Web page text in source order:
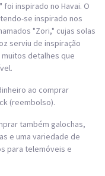
foi inspirado no Havai. O
se inspirado nos
"Zori," cujas solas
serviu de inspiração
detalhes que
ao comprar
(reembolso).
também galochas,
e uma variedade de
para telemóveis e